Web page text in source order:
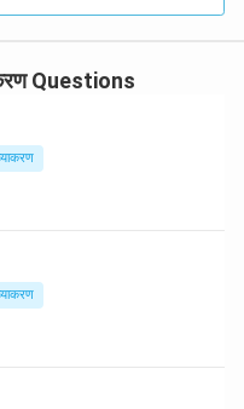
Questions